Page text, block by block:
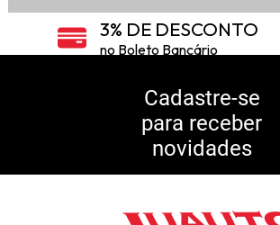
3% DE DESCONTO
no Boleto Bancário
5% DE DESCONTO
10% DE CASHBACK
Consulte Regulamento
Cadastre-se
para receber
novidades